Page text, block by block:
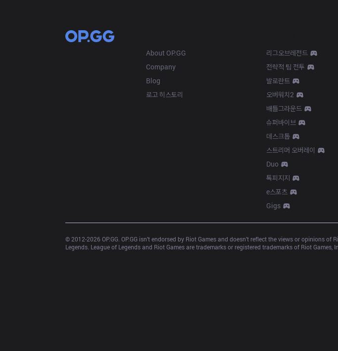
About OP.GG
Company
Blog
로고 히스토리
리그오브레전드
전략적 팀 전투
발로란트
오버워치2
배틀그라운드
슈퍼바이브
데스크톱
스트리머 오버레이
Duo
톡피지지
e스포츠
Gigs
© 2012-2026 OP.GG. OP.GG isn’t endorsed by Riot Games and doesn’t reflect the views or opinions
Legends. League of Legends and Riot Games are trademarks or registered trademarks of Riot Games,